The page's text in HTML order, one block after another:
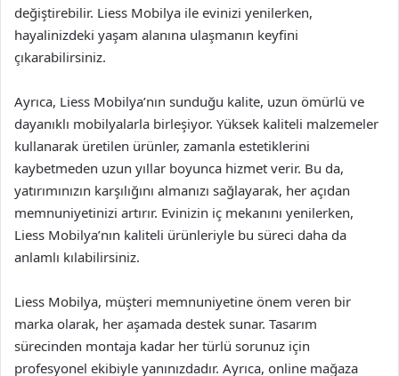
değiştirebilir. Liess Mobilya ile evinizi yenilerken,
hayalinizdeki yaşam alanına ulaşmanın keyfini
çıkarabilirsiniz.
Ayrıca, Liess Mobilya’nın sunduğu kalite, uzun ömürlü ve
dayanıklı mobilyalarla birleşiyor. Yüksek kaliteli malzemeler
kullanarak üretilen ürünler, zamanla estetiklerini
kaybetmeden uzun yıllar boyunca hizmet verir. Bu da,
yatırımınızın karşılığını almanızı sağlayarak, her açıdan
memnuniyetinizi artırır. Evinizin iç mekanını yenilerken,
Liess Mobilya’nın kaliteli ürünleriyle bu süreci daha da
anlamlı kılabilirsiniz.
Liess Mobilya, müşteri memnuniyetine önem veren bir
marka olarak, her aşamada destek sunar. Tasarım
sürecinden montaja kadar her türlü sorunuz için
profesyonel ekibiyle yanınızdadır. Ayrıca, online mağaza